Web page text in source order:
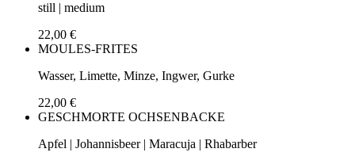
still | medium
22,00 €
MOULES-FRITES
Wasser, Limette, Minze, Ingwer, Gurke
22,00 €
GESCHMORTE OCHSENBACKE
Apfel | Johannisbeer | Maracuja | Rhabarber